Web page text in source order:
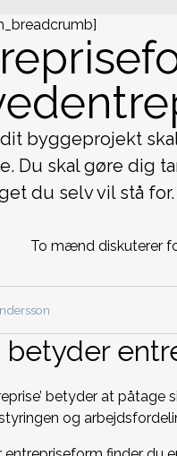
byggeprojekt
Du skal gøre dig
du selv vil stå
betyder
betyder at
og